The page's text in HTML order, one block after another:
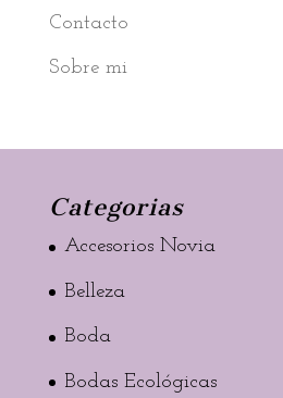
Contacto
Sobre mi
Categorias
Accesorios Novia
Belleza
Boda
Bodas Ecológicas